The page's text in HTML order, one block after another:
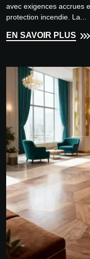
avec exigences accrues
protection incendie. La...
EN SAVOIR PLUS